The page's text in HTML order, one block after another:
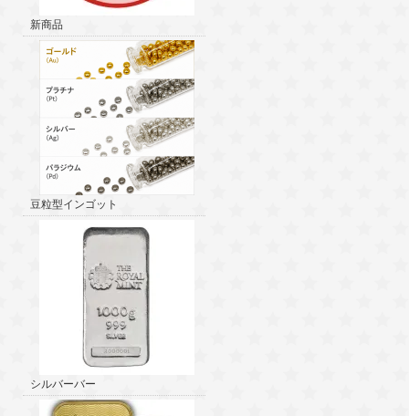
新商品
豆粒型インゴット
シルバーバー